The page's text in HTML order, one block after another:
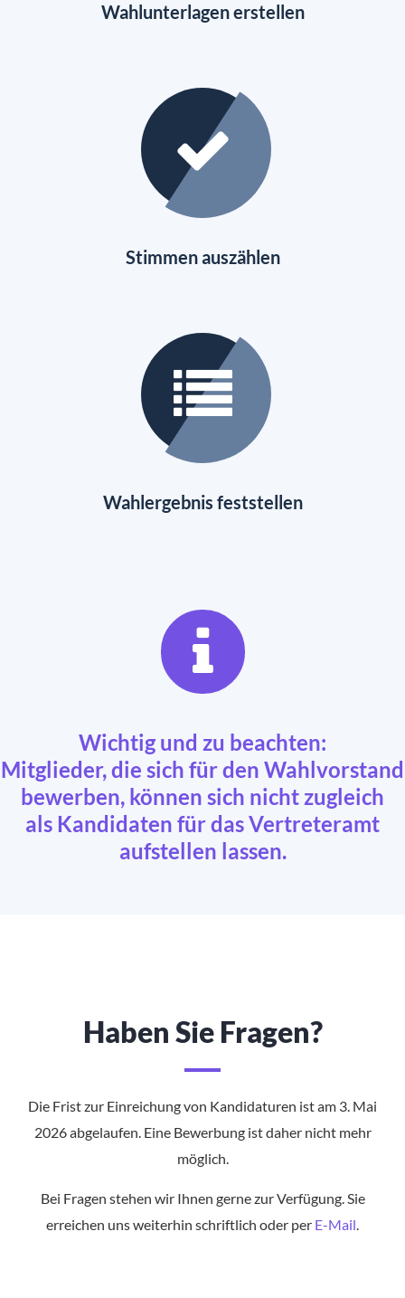
Wahlunterlagen erstellen
Stimmen auszählen
Wahlergebnis feststellen
Wichtig und zu beachten:
Mitglieder, die sich für den Wahlvorstand
bewerben, können sich nicht zugleich
als Kandidaten für das Vertreteramt
aufstellen lassen.
Haben Sie Fragen?
Die Frist zur Einreichung von Kandidaturen ist am 3. Mai
2026 abgelaufen. Eine Bewerbung ist daher nicht mehr
möglich.
Bei Fragen stehen wir Ihnen gerne zur Verfügung. Sie
erreichen uns weiterhin schriftlich oder per E-Mail.